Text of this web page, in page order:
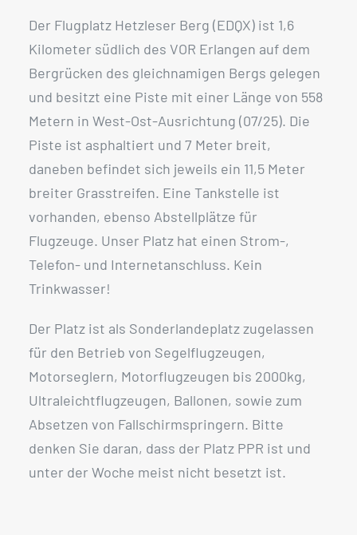
Der Flugplatz Hetzleser Berg (EDQX) ist 1,6
Kilometer südlich des VOR Erlangen auf dem
Bergrücken des gleichnamigen Bergs gelegen
und besitzt eine Piste mit einer Länge von 558
Metern in West-Ost-Ausrichtung (07/25). Die
Piste ist asphaltiert und 7 Meter breit,
daneben befindet sich jeweils ein 11,5 Meter
breiter Grasstreifen. Eine Tankstelle ist
vorhanden, ebenso Abstellplätze für
Flugzeuge. Unser Platz hat einen Strom-,
Telefon- und Internetanschluss. Kein
Trinkwasser!
Der Platz ist als Sonderlandeplatz zugelassen
für den Betrieb von Segelflugzeugen,
Motorseglern, Motorflugzeugen bis 2000kg,
Ultraleichtflugzeugen, Ballonen, sowie zum
Absetzen von Fallschirmspringern. Bitte
denken Sie daran, dass der Platz PPR ist und
unter der Woche meist nicht besetzt ist.